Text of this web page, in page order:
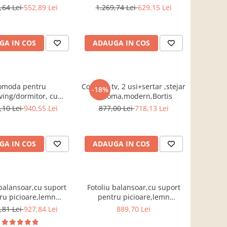
Impex
Lei552,89 Lei
IN COS
sonoma/alb, Bortis impex
1.269,74 Lei629,15 Lei
ADAUGA IN COS
pentru
dormitor, cu
stejar
Lei940,55 Lei
IN COS
-18%
Comoda tv, 2 usi+sertar ,stejar
sonoma,modern,Bortis
877,00 Lei718,13 Lei
ADAUGA IN COS
suport
picioare,lemn
stofa/textil gri ,cu
Lei927,84 Lei
Fotoliu balansoar,cu suport
pentru picioare,lemn
mesteacan, stofa/textil maro
889,70 Lei